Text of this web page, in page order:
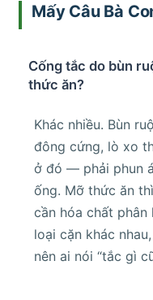
Mấy Câu Bà
Cống tắc do bùn
thức ăn?
Khác nhiều. Bùn
đông cứng, lò xo
ở đó — phải phun
ống. Mỡ thức ăn
cần hóa chất phân
loại cặn khác
nên ai nói “tắc gì